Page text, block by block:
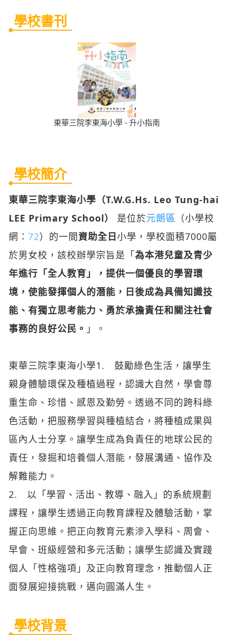
學校書刊
東華三院李東海小學 - 升小指南
學校簡介
東華三院李東海小學（T.W.G.Hs. Leo Tung-hai
LEE Primary School）
是位於元朗區 （小學校
網： 72）的一間資助全日小學，學校面積7000屬
於男女校，該校辦學宗旨是「為本港兒童及青少
年進行「全人教育」，提供一個優良的學習環
境，使能發揮個人的潛能，日後成為具備知識技
能、有獨立思考能力、勇於承擔責任和關注社會
事務的良好公民。 」。
東華三院李東海小學1. 鼓勵綠色生活，讓學生
親身體驗環保及種植過程，認識大自然，學會尊
重生命、珍惜、感恩及勤勞。透過不同的跨科綠
色活動，把服務學習與種植結合，將種植成果與
區內人士分享。讓學生成為負責任的地球公民的
責任，發掘和培養個人潛能，發展溝通、協作及
解難能力。
2. 以「學習、活出、教導、融入」的系統規劃
課程，讓學生透過正向教育課程及體驗活動，掌
握正向思維。把正向教育元素滲入學科、周會、
早會、班級經營和多元活動；讓學生認識及實踐
個人「性格強項」及正向教育理念，推動個人正
面發展迎接挑戰，邁向圓滿人生。
學校背景